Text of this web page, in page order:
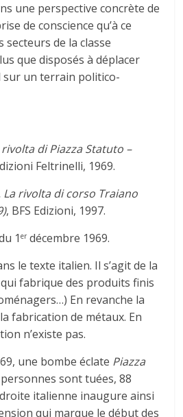
une perspective concrète de
de conscience qu’à ce
de la classe
que disposés à déplacer
sur un terrain politico-
rivolta di Piazza Statuto –
Feltrinelli, 1969.
rivolta di corso Traiano
, BFS Edizioni, 1997.
1er décembre 1969.
le texte italien. Il s’agit de la
fabrique des produits finis
En revanche la
fabrication de métaux. En
n’existe pas.
une bombe éclate Piazza
sont tuées, 88
italienne inaugure ainsi
qui marque le début des